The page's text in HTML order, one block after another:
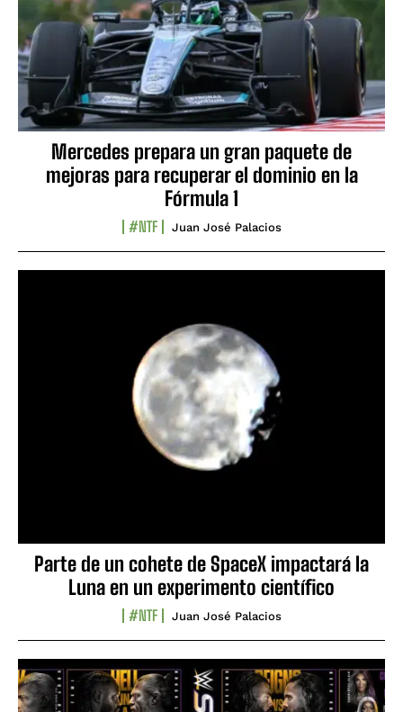
Mercedes prepara un gran paquete de
mejoras para recuperar el dominio en la
Fórmula 1
#NTF Juan José Palacios
Parte de un cohete de SpaceX impactará la
Luna en un experimento científico
#NTF Juan José Palacios